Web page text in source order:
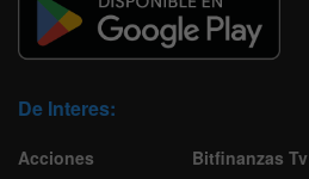
De Interes:
Acciones
Bitfinanzas Tv